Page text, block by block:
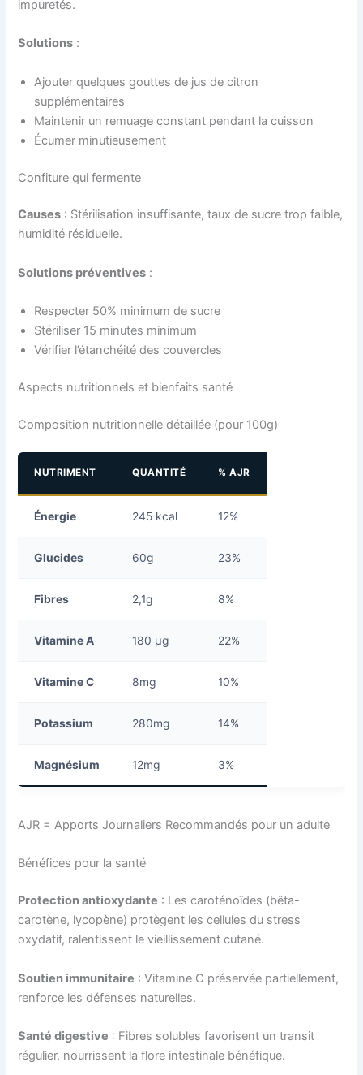
impuretés.
Solutions :
Ajouter quelques gouttes de jus de citron
supplémentaires
Maintenir un remuage constant pendant la cuisson
Écumer minutieusement
Confiture qui fermente
Causes : Stérilisation insuffisante, taux de sucre trop faible,
humidité résiduelle.
Solutions préventives :
Respecter 50% minimum de sucre
Stériliser 15 minutes minimum
Vérifier l’étanchéité des couvercles
Aspects nutritionnels et bienfaits santé
Composition nutritionnelle détaillée (pour 100g)
NUTRIMENT QUANTITÉ % AJR
Énergie 245 kcal 12%
Glucides 60g 23%
Fibres 2,1g 8%
Vitamine A 180 µg 22%
Vitamine C 8mg 10%
Potassium 280mg 14%
Magnésium 12mg 3%
AJR = Apports Journaliers Recommandés pour un adulte
Bénéfices pour la santé
Protection antioxydante : Les caroténoïdes (bêta-
carotène, lycopène) protègent les cellules du stress
oxydatif, ralentissent le vieillissement cutané.
Soutien immunitaire : Vitamine C préservée partiellement,
renforce les défenses naturelles.
Santé digestive : Fibres solubles favorisent un transit
régulier, nourrissent la flore intestinale bénéfique.